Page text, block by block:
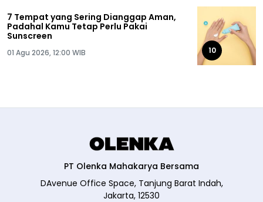
7 Tempat yang Sering Dianggap Aman,
Padahal Kamu Tetap Perlu Pakai
Sunscreen
01 Agu 2026, 12:00 WIB 10
PT Olenka Mahakarya Bersama
DAvenue Office Space, Tanjung Barat Indah,
Jakarta, 12530